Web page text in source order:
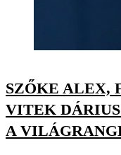
SZŐKE ALEX,
VITEK
A